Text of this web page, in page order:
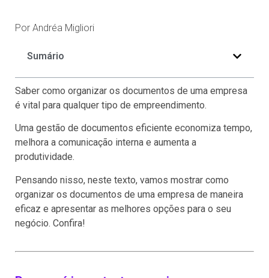
Por Andréa Migliori
Sumário
Saber como organizar os documentos de uma empresa
é vital para qualquer tipo de empreendimento.
Uma gestão de documentos eficiente economiza tempo,
melhora a comunicação interna e aumenta a
produtividade.
Pensando nisso, neste texto, vamos mostrar como
organizar os documentos de uma empresa de maneira
eficaz e apresentar as melhores opções para o seu
negócio. Confira!